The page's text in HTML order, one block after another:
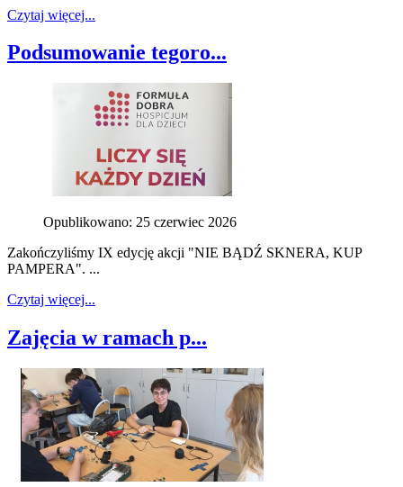
Czytaj więcej...
Podsumowanie tegoro...
Opublikowano: 25 czerwiec 2026
Zakończyliśmy IX edycję akcji "NIE BĄDŹ SKNERA, KUP
PAMPERA". ...
Czytaj więcej...
Zajęcia w ramach p...